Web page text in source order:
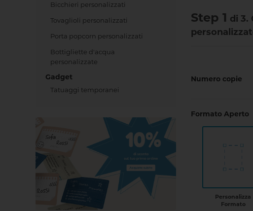
Bicchieri personalizzati
Tovaglioli personalizzati
Porta popcorn personalizzati
Bottigliette d'acqua
personalizzate
Gadget
Tatuaggi temporanei
Step 1 di 3.
Numero copie
Formato Aperto
Personalizza
Formato